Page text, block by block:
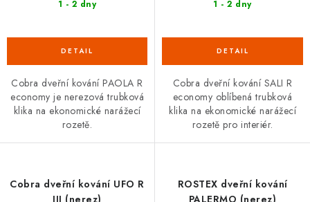
1 - 2 dny
Cobra dveřní kování PAOLA R
economy je nerezová trubková
klika na ekonomické narážecí
rozetě.
1 - 2 dny
Cobra dveřní kování SALI R
economy oblíbená trubková
klika na ekonomické narážecí
rozetě pro interiér.
Cobra dveřní kování UFO R
ROSTEX dveřní kování